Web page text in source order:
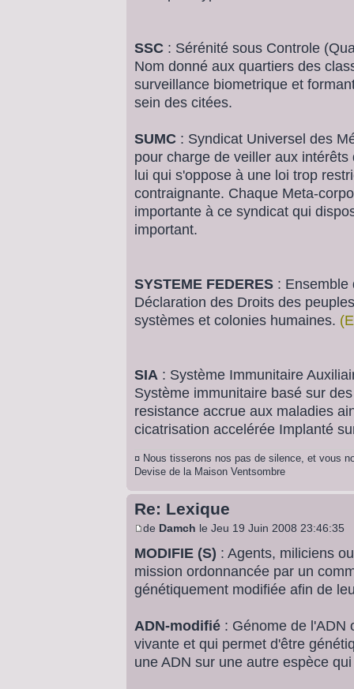
SSC : Sérénité sous Controle
Nom donné aux quartiers des
surveillance biometrique et
sein des citées.
SUMC : Syndicat Universel des
pour charge de veiller aux
lui qui s'oppose à une loi trop
contraignante. Chaque Meta-
importante à ce syndicat qui
important.
SYSTEME FEDERES : Ensemble
Déclaration des Droits des
systèmes et colonies humaines.
SIA : Système Immunitaire
Système immunitaire basé sur
resistance accrue aux maladies
cicatrisation accelérée Implanté
¤ Nous tisserons nos pas de silence, et vous
Devise de la Maison Ventsombre
Re: Lexique
de Damch le Jeu 19 Juin 2008 23:46:35
MODIFIE (S) : Agents, miliciens
mission ordonnancée par un
génétiquement modifiée afin de
ADN-modifié : Génome de l'ADN
vivante et qui permet d'être
une ADN sur une autre espèce